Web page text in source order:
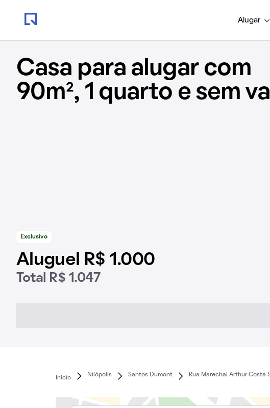
Alugar
Casa para alugar com
90m², 1 quarto e sem
Exclusivo
Aluguel R$ 1.000
Total R$ 1.047
Início
Nilópolis Santos Dumont Rua Marechal Arthur Costa